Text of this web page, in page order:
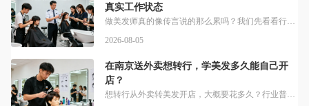
真实工作状态
做美发师真的像传言说的那么累吗？我们先看看行业真实情况。美发行业普遍工时为早十晚十，日均工作超10小时已是常态，大多数门店实行月休4天制度，远低于法定休息标准。想入行美发，选对培训机构能少走很多弯路。南京市佰亿美容美发化妆职业培训学校，2000年创立，有南京成都两个校区，学校与学员签协议教学，毕业安排就业创业提供指导。和平时的工作状态比，旺季的工作强度会高出不少。临近春节，美发行业迎来年度高峰，客
2026-08-05
在南京送外卖想转行，学美发多久能自己开
店？
想转行从外卖转美发开店，大概要花多久？行业普遍参考的时间范围是，通常学理发多久可以自己开店因人而异，通常建议至少积累6个月到1年经验，经过专业系统培训，4个月可尝试开店，基础学习一般3-6个月。正规培训比发廊学徒效率高很多，培训人员不限年龄，不限学历，学校签协议教学保障学会，毕业提供就业安排，创业提供创业指导。不同课程的学习时长区别很大，美发快剪班要2—3个月，美发全科班要5—6个月，发廊做学徒边